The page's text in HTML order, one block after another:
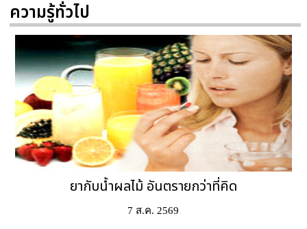
ความรู้ทั่วไป
ยากับน้ำผลไม้ อันตรายกว่าที่คิด
7 ส.ค. 2569